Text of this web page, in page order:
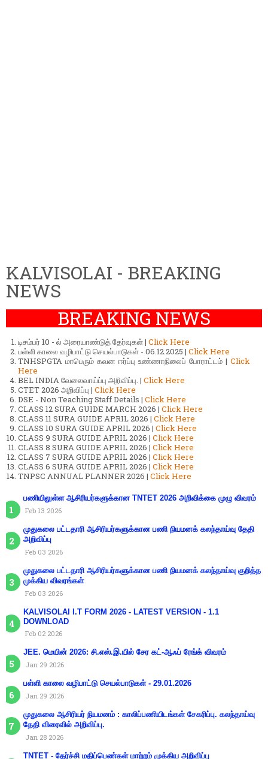
KALVISOLAI - BREAKING
NEWS
BREAKING NEWS
டிசம்பர் 10 - ல் அரையாண்டுத் தேர்வுகள் | Click Here
பள்ளி காலை வழிபாட்டு செயல்பாடுகள் - 06.12.2025 | Click Here
TNHSPGTA மாபெரும் கவன ஈர்ப்பு உண்ணாநிலைப் போராட்டம் | Click
Here
BEL INDIA வேலைவாய்ப்பு அறிவிப்பு. | Click Here
CTET 2026 அறிவிப்பு | Click Here
DSE - Non Teaching Staff Details | Click Here
CLASS 12 SURA GUIDE MARCH 2026 | Click Here
CLASS 11 SURA GUIDE APRIL 2026 | Click Here
CLASS 10 SURA GUIDE APRIL 2026 | Click Here
CLASS 9 SURA GUIDE APRIL 2026 | Click Here
CLASS 8 SURA GUIDE APRIL 2026 | Click Here
CLASS 7 SURA GUIDE APRIL 2026 | Click Here
CLASS 6 SURA GUIDE APRIL 2026 | Click Here
TNPSC ANNUAL PLANNER 2026 | Click Here
பணியிலுள்ள ஆசிரியர்களுக்கான TNTET 2026 அறிவிக்கை முழு விவரம்
Feb 13 2026
முதுகலை பட்டதாரி ஆசிரியர்களுக்கான பணி நியமனக் கலந்தாய்வு தேதி
அறிவிப்பு
Feb 03 2026
முதுகலை பட்டதாரி ஆசிரியர்களுக்கான பணி நியமனக் கலந்தாய்வு குறித்த
முக்கிய விவரங்கள்
Feb 03 2026
KALVISOLAI I.T FORM 2026 - LATEST VERSION - 1.1
DOWNLOAD
Feb 02 2026
JEE. மெயின் 2026: சி.எஸ்.இ.யில் சேர கட்-ஆஃப் ரேங்க் விவரம்
Jan 29 2026
பள்ளி காலை வழிபாட்டு செயல்பாடுகள் - 29.01.2026
Jan 29 2026
முதுகலை ஆசிரியர் நியமனம் : காலிப்பணியிடங்கள் சேகரிப்பு. கலந்தாய்வு
தேதி விரைவில் அறிவிப்பு.
Jan 28 2026
TNTET - தேர்ச்சி மதிப்பெண்கள் மாற்றம் முக்கிய அறிவிப்பு